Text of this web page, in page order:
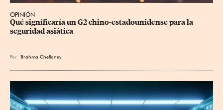
OPINIÓN
Qué significaría un G2 chino-estadounidense para la
seguridad asiática
Por Brahma Chellaney